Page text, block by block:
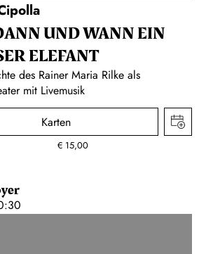
UND WANN EIN
ELEFANT
des Rainer Maria Rilke als
mit Livemusik
Karten
€ 15,00